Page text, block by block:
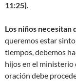
11:25).
Los niños necesitan
queremos estar
tiempos, debemos
hijos en el ministerio
oración debe